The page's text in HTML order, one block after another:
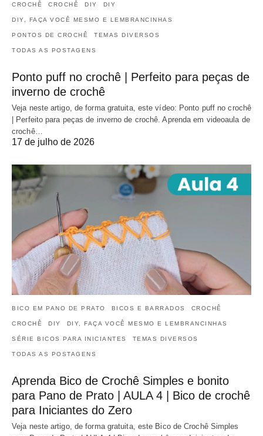
CROCHÊ CROCHÊ DIY DIY
DIY, FAÇA VOCÊ MESMO E LEMBRANCINHAS
PONTOS DE CROCHÊ TEMAS DIVERSOS
TODAS AS POSTAGENS
Ponto puff no crochê | Perfeito para peças de
inverno de crochê
Veja neste artigo, de forma gratuita, este vídeo: Ponto puff no crochê
| Perfeito para peças de inverno de crochê. Aprenda em videoaula de
crochê…
17 de julho de 2026
BICO EM PANO DE PRATO BICOS E BARRADOS CROCHÊ
CROCHÊ DIY DIY, FAÇA VOCÊ MESMO E LEMBRANCINHAS
SÉRIE BICOS PARA INICIANTES TEMAS DIVERSOS
TODAS AS POSTAGENS
Aprenda Bico de Crochê Simples e bonito
para Pano de Prato | AULA 4 | Bico de crochê
para Iniciantes do Zero
Veja neste artigo, de forma gratuita, este Bico de Crochê Simples